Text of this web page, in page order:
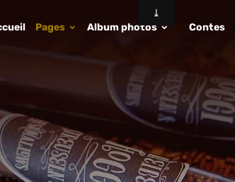
Pages Album photos Contes